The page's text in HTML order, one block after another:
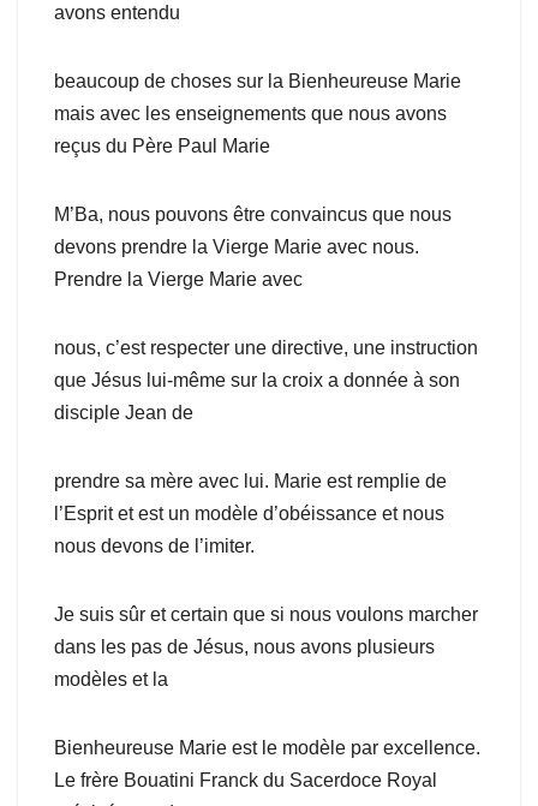
avons entendu
beaucoup de choses sur la Bienheureuse Marie
mais avec les enseignements que nous avons
reçus du Père Paul Marie
M’Ba, nous pouvons être convaincus que nous
devons prendre la Vierge Marie avec nous.
Prendre la Vierge Marie avec
nous, c’est respecter une directive, une instruction
que Jésus lui-même sur la croix a donnée à son
disciple Jean de
prendre sa mère avec lui. Marie est remplie de
l’Esprit et est un modèle d’obéissance et nous
nous devons de l’imiter.
Je suis sûr et certain que si nous voulons marcher
dans les pas de Jésus, nous avons plusieurs
modèles et la
Bienheureuse Marie est le modèle par excellence.
Le frère Bouatini Franck du Sacerdoce Royal